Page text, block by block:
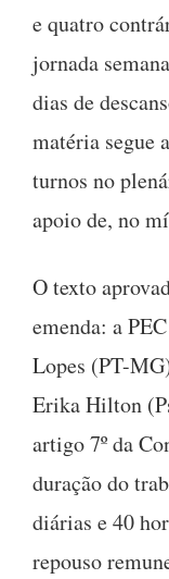
e quatro
jornada
dias de
matéria segue
turnos no
apoio de, no
O texto
emenda: a
Lopes (PT-
Erika Hilton
artigo 7º da
duração do
diárias e 40
repouso